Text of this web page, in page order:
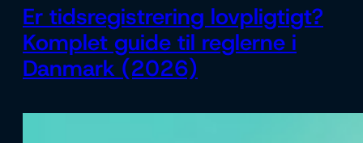
Er tidsregistrering lovpligtigt?
Komplet guide til reglerne i
Danmark (2026)